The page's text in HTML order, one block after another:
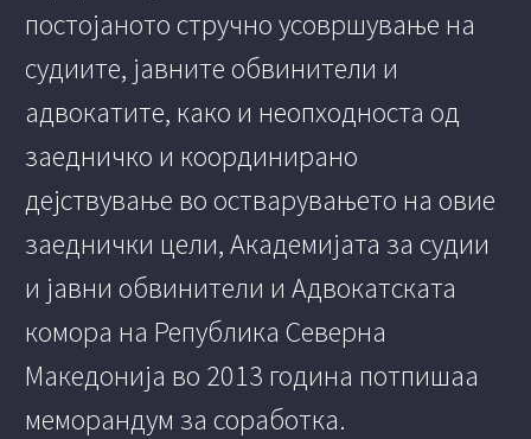
постојаното стручно усовршување на
судиите, јавните обвинители и
адвокатите, како и неопходноста од
заедничко и координирано
дејствување во остварувањето на овие
заеднички цели, Академијата за судии
и јавни обвинители и Адвокатската
комора на Република Северна
Македонија во 2013 година потпишаа
меморандум за соработка.